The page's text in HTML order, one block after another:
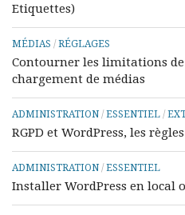
Etiquettes)
MÉDIAS / RÉGLAGES
Contourner les limitations
chargement de médias
ADMINISTRATION / ESSENTIEL /
RGPD et WordPress, les règles
ADMINISTRATION / ESSENTIEL
Installer WordPress en local